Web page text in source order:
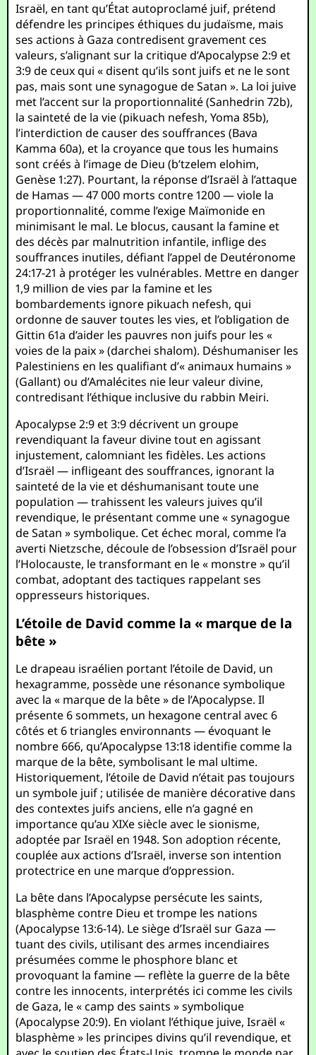
Israël, en tant qu’État autoproclamé juif, prétend
défendre les principes éthiques du judaïsme, mais
ses actions à Gaza contredisent gravement ces
valeurs, s’alignant sur la critique d’Apocalypse 2:9 et
3:9 de ceux qui « disent qu’ils sont juifs et ne le sont
pas, mais sont une synagogue de Satan ». La loi juive
met l’accent sur la proportionnalité (Sanhedrin 72b),
la sainteté de la vie (pikuach nefesh, Yoma 85b),
l’interdiction de causer des souffrances (Bava
Kamma 60a), et la croyance que tous les humains
sont créés à l’image de Dieu (b’tzelem elohim,
Genèse 1:27). Pourtant, la réponse d’Israël à l’attaque
de Hamas — 47 000 morts contre 1200 — viole la
proportionnalité, comme l’exige Maïmonide en
minimisant le mal. Le blocus, causant la famine et
des décès par malnutrition infantile, inflige des
souffrances inutiles, défiant l’appel de Deutéronome
24:17-21 à protéger les vulnérables. Mettre en danger
1,9 million de vies par la famine et les
bombardements ignore pikuach nefesh, qui
ordonne de sauver toutes les vies, et l’obligation de
Gittin 61a d’aider les pauvres non juifs pour les «
voies de la paix » (darchei shalom). Déshumaniser les
Palestiniens en les qualifiant d’« animaux humains »
(Gallant) ou d’Amalécites nie leur valeur divine,
contredisant l’éthique inclusive du rabbin Meiri.
Apocalypse 2:9 et 3:9 décrivent un groupe
revendiquant la faveur divine tout en agissant
injustement, calomniant les fidèles. Les actions
d’Israël — infligeant des souffrances, ignorant la
sainteté de la vie et déshumanisant toute une
population — trahissent les valeurs juives qu’il
revendique, le présentant comme une « synagogue
de Satan » symbolique. Cet échec moral, comme l’a
averti Nietzsche, découle de l’obsession d’Israël pour
l’Holocauste, le transformant en le « monstre » qu’il
combat, adoptant des tactiques rappelant ses
oppresseurs historiques.
L’étoile de David comme la « marque de la
bête »
Le drapeau israélien portant l’étoile de David, un
hexagramme, possède une résonance symbolique
avec la « marque de la bête » de l’Apocalypse. Il
présente 6 sommets, un hexagone central avec 6
côtés et 6 triangles environnants — évoquant le
nombre 666, qu’Apocalypse 13:18 identifie comme la
marque de la bête, symbolisant le mal ultime.
Historiquement, l’étoile de David n’était pas toujours
un symbole juif ; utilisée de manière décorative dans
des contextes juifs anciens, elle n’a gagné en
importance qu’au XIXe siècle avec le sionisme,
adoptée par Israël en 1948. Son adoption récente,
couplée aux actions d’Israël, inverse son intention
protectrice en une marque d’oppression.
La bête dans l’Apocalypse persécute les saints,
blasphème contre Dieu et trompe les nations
(Apocalypse 13:6-14). Le siège d’Israël sur Gaza —
tuant des civils, utilisant des armes incendiaires
présumées comme le phosphore blanc et
provoquant la famine — reflète la guerre de la bête
contre les innocents, interprétés ici comme les civils
de Gaza, le « camp des saints » symbolique
(Apocalypse 20:9). En violant l’éthique juive, Israël «
blasphème » les principes divins qu’il revendique, et